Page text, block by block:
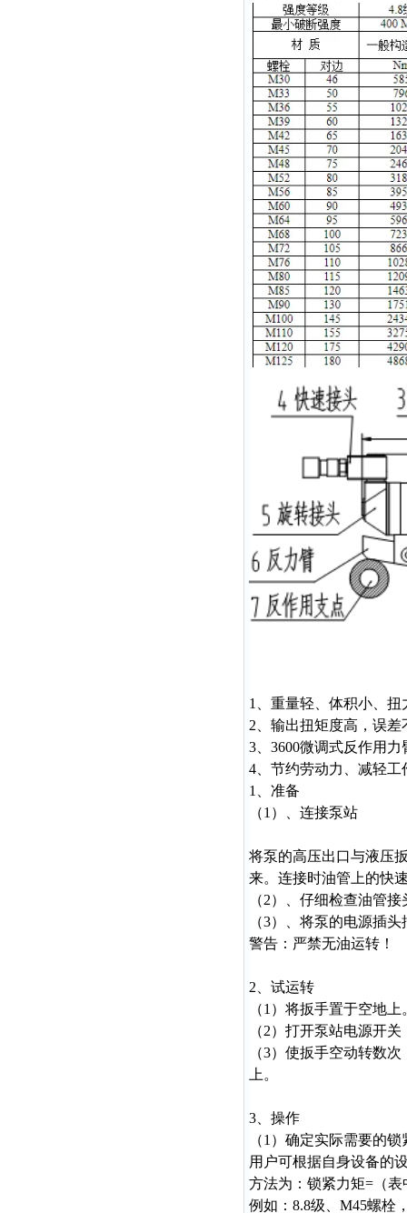
1、重量轻、体积小、
2、输出扭矩度高，误差
3、3600微调式反作用
4、节约劳动力、减轻
1、准备
（1）、连接泵站
将泵的高压出口与液压
来。连接时油管上的快
（2）、仔细检查油管
（3）、将泵的电源插头
警告：严禁无油运转！
2、试运转
（1）将扳手置于空地上
（2）打开泵站电源开
（3）使扳手空动转数
上。
3、操作
（1）确定实际需要的
用户可根据自身设备的
方法为：锁紧力矩=（表
例如： 8.8级、M45螺栓